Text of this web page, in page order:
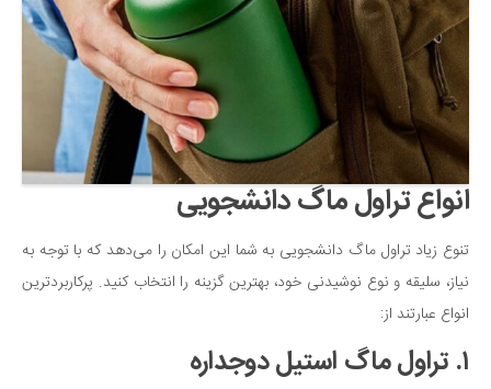
فناوری‌ها
نجوم و هوا فضا
زمین و محیط زیست
خودرو
سرگرمی
دانستنی‌ها
بازی
طنز
فال
مسابقه
انواع تراول ماگ دانشجویی
تنوع زیاد تراول ماگ دانشجویی به شما این امکان را می‌دهد که با توجه به
نیاز، سلیقه و نوع نوشیدنی خود، بهترین گزینه را انتخاب کنید. پرکاربردترین
انواع عبارتند از:
۱. تراول ماگ استیل دوجداره